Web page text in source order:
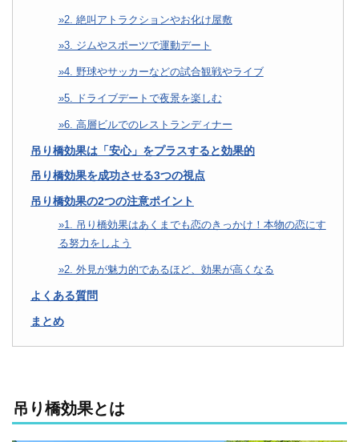
2. 絶叫アトラクションやお化け屋敷
3. ジムやスポーツで運動デート
4. 野球やサッカーなどの試合観戦やライブ
5. ドライブデートで夜景を楽しむ
6. 高層ビルでのレストランディナー
吊り橋効果は「安心」をプラスすると効果的
吊り橋効果を成功させる3つの視点
吊り橋効果の2つの注意ポイント
1. 吊り橋効果はあくまでも恋のきっかけ！本物の恋にす
る努力をしよう
2. 外見が魅力的であるほど、効果が高くなる
よくある質問
まとめ
吊り橋効果とは